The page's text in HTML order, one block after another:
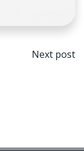
Next post